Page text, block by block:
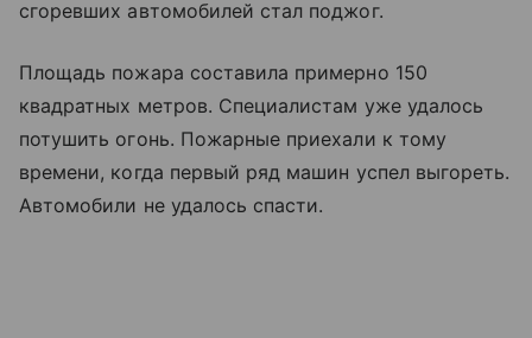
сгоревших автомобилей стал поджог.
Площадь пожара составила примерно 150
квадратных метров. Специалистам уже удалось
потушить огонь. Пожарные приехали к тому
времени, когда первый ряд машин успел выгореть.
Автомобили не удалось спасти.